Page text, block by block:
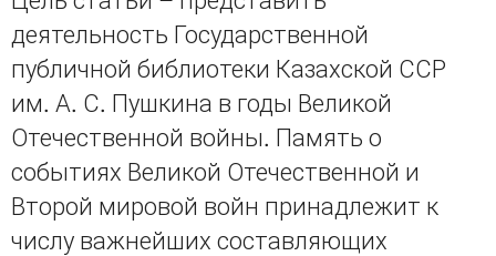
деятельность Государственной
публичной библиотеки Казахской ССР
им. А. С. Пушкина в годы Великой
Отечественной войны. Память о
событиях Великой Отечественной и
Второй мировой войн принадлежит к
числу важнейших составляющих